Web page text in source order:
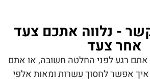
- נלווה אתכם צעד
אחר צעד
רגע לפני החלטה חשובה, או אתם
אפשר לחסוך עשרות ומאות אלפי